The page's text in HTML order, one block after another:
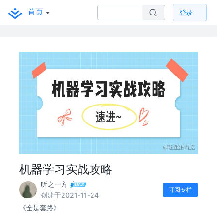
首页 登录
机器学习实战攻略
昕之一方
创建于2021-11-24
订阅专栏
《全是套路》